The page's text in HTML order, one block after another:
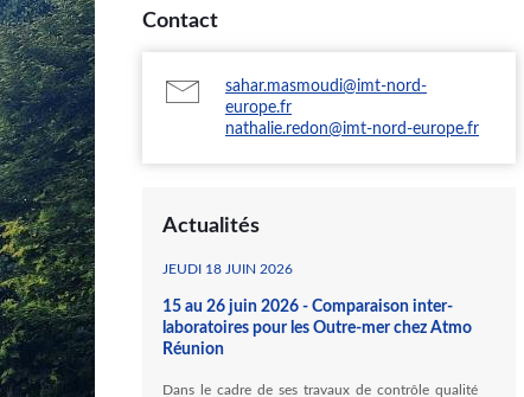
Contact
sahar.masmoudi@imt-nord-
europe.fr
nathalie.redon@imt-nord-europe.fr
Actualités
JEUDI 18 JUIN 2026
15 au 26 juin 2026 - Comparaison inter-
laboratoires pour les Outre-mer chez Atmo
Réunion
Dans le cadre de ses travaux de contrôle qualité